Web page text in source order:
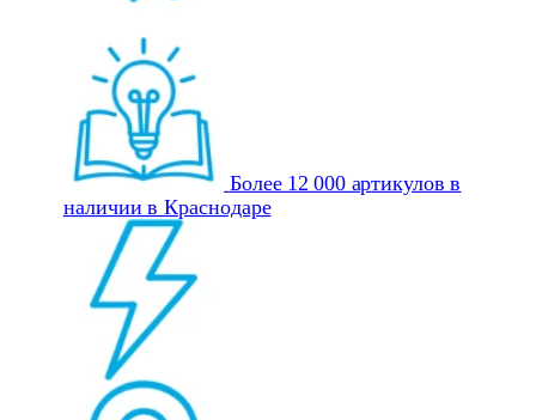
Более 12 000 артикулов в
наличии в Краснодаре